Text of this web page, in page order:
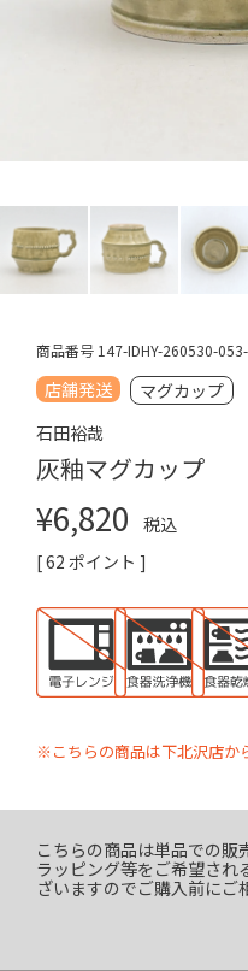
商品番号 147-IDHY-260530-
店舗発送
マグカップ
石田裕哉
灰釉マグカップ
¥6,820
税込
[62 ポイント ]
※こちらの商品は下北沢店か
こちらの商品は単品での販
ラッピング等をご希望され
ざいますのでご購入前にご